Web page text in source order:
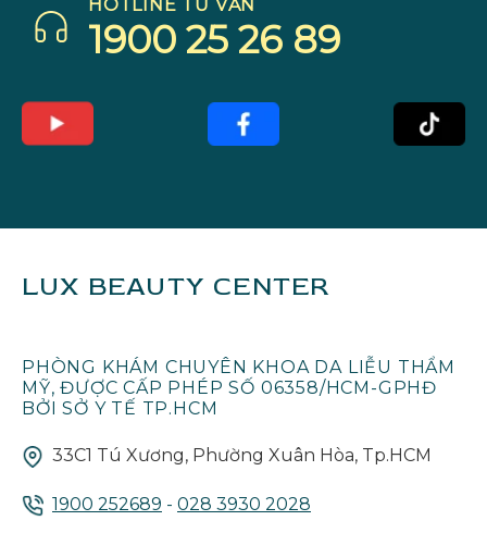
HOTLINE TƯ VẤN
1900 25 26 89
LUX BEAUTY CENTER
PHÒNG KHÁM CHUYÊN KHOA DA LIỄU THẨM
MỸ, ĐƯỢC CẤP PHÉP SỐ 06358/HCM-GPHĐ
BỞI SỞ Y TẾ TP.HCM
33C1 Tú Xương, Phường Xuân Hòa, Tp.HCM
1900 252689 - 028 3930 2028